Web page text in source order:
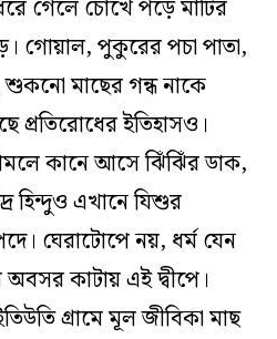
গেলে চোখে পড়ে মাটির
গোয়াল, পুকুরের পচা পাতা,
মাছের গন্ধ নাকে
প্রতিরোধের ইতিহাসও।
কানে আসে ঝিঁঝিঁর ডাক,
হিন্দুও এখানে যিশুর
ঘেরাটোপে নয়, ধর্ম যেন
অবসর কাটায় এই দ্বীপে।
গ্রামে মূল জীবিকা মাছ